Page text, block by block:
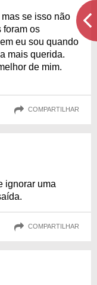
se isso não
foram os
eu sou quando
mais querida.
de mim.
COMPARTILHAR
ignorar uma
COMPARTILHAR